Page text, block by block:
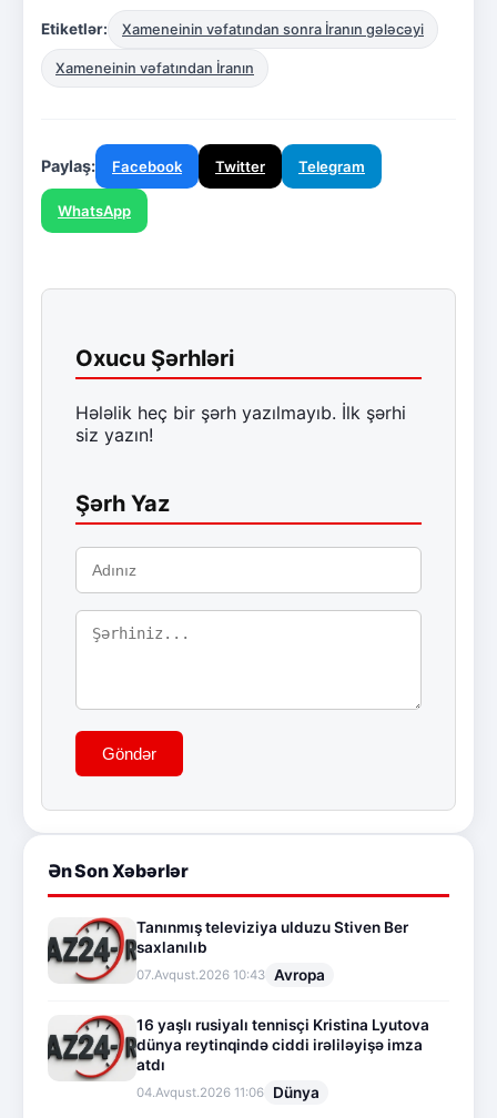
Etiketlər: Xameneinin vəfatından sonra İranın gələcəyi
Xameneinin vəfatından İranın
Paylaş: Facebook Twitter Telegram
WhatsApp
Oxucu Şərhləri
Hələlik heç bir şərh yazılmayıb. İlk şərhi
siz yazın!
Şərh Yaz
Göndər
Ən Son Xəbərlər
Tanınmış televiziya ulduzu Stiven Ber
saxlanılıb
07.Avqust.2026 10:43 Avropa
16 yaşlı rusiyalı tennisçi Kristina Lyutova
dünya reytinqində ciddi irəliləyişə imza
atdı
04.Avqust.2026 11:06 Dünya